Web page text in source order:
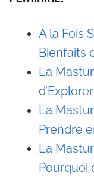
A la Fois
Bienfaits
La
La
Prendre
La
Pourquoi